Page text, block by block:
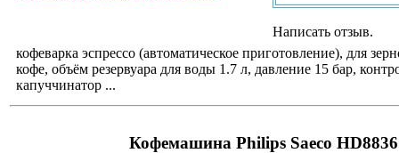
Написать отзыв.
кофеварка эспрессо (автоматическое приготовление), для
кофе, объём резервуара для воды 1.7 л, давление 15 бар,
капуччинатор ...
Кофемашина Philips Saeco HD8836